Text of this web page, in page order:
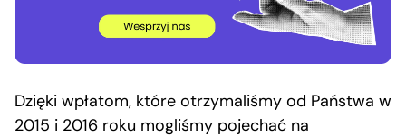
Dzięki wpłatom, które otrzymaliśmy od Państwa w
2015 i 2016 roku mogliśmy pojechać na